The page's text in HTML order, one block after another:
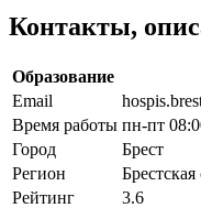
Контакты,
Образование
Email
Время работы пн-пт
Город
Брест
Регион
Брестская
Рейтинг
3.6